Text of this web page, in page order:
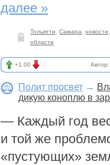
далее »
Тольятти Самара новости
области
+1.00
Полит просвет →
дикую коноплю в
— Каждый год
и той же
«пустующих»